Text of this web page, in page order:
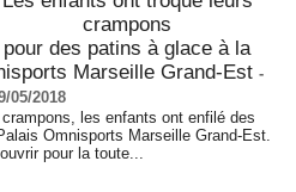
crampons
pour des patins à glace à la
Marseille Grand-Est -
05/2018
les enfants ont enfilé des
Omnisports Marseille Grand-Est.
pour la toute...